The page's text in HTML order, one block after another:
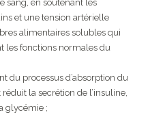
sang, en soutenant les
et une tension artérielle
alimentaires solubles qui
les fonctions normales du
du processus d’absorption du
la secrétion de l’insuline,
glycémie ;